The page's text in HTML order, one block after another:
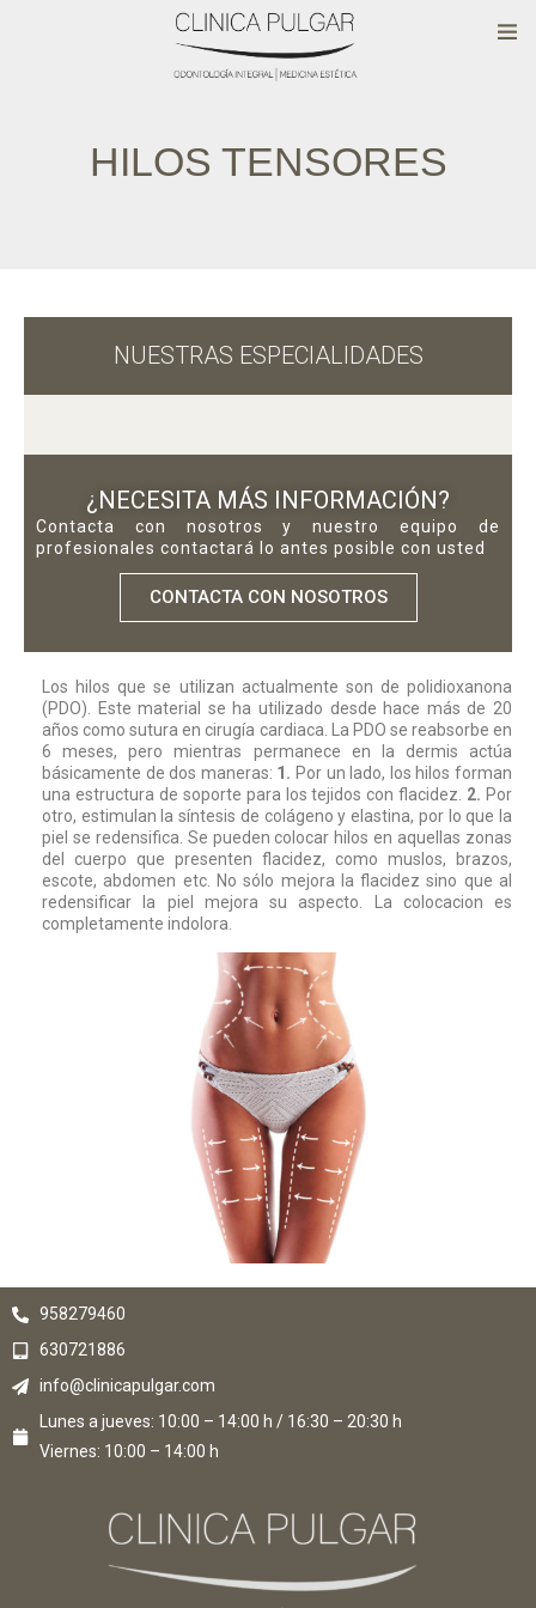
HILOS TENSORES
NUESTRAS ESPECIALIDADES
¿NECESITA MÁS INFORMACIÓN?
Contacta con nosotros y nuestro equipo de
profesionales contactará lo antes posible con usted
CONTACTA CON NOSOTROS
Los hilos que se utilizan actualmente son de polidioxanona
(PDO). Este material se ha utilizado desde hace más de 20
años como sutura en cirugía cardiaca. La PDO se reabsorbe en
6 meses, pero mientras permanece en la dermis actúa
básicamente de dos maneras: 1. Por un lado, los hilos forman
una estructura de soporte para los tejidos con flacidez. 2. Por
otro, estimulan la síntesis de colágeno y elastina, por lo que la
piel se redensifica. Se pueden colocar hilos en aquellas zonas
del cuerpo que presenten flacidez, como muslos, brazos,
escote, abdomen etc. No sólo mejora la flacidez sino que al
redensificar la piel mejora su aspecto. La colocacion es
completamente indolora.
958279460
630721886
info@clinicapulgar.com
Lunes a jueves: 10:00 – 14:00 h / 16:30 – 20:30 h
Viernes: 10:00 – 14:00 h